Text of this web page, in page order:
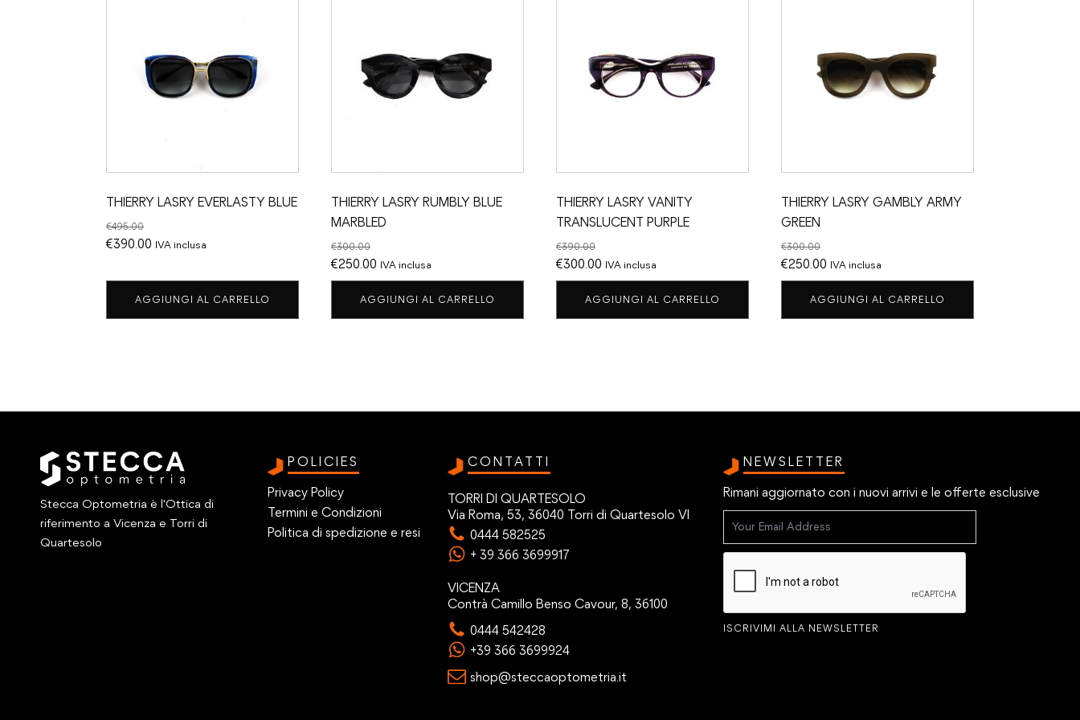
THIERRY LASRY EVERLASTY BLUE
€495.00
Il
originale
€495.00.
€390.00
attuale
è:
€390.00.
IVA inclusa
AGGIUNGI AL CARRELLO
THIERRY LASRY RUMBLY BLUE
MARBLED
€300.00
Il
prezzo
originale
era:
€250.00
prezzo
attuale
è:
IVA inclusa
AGGIUNGI AL CARRELLO
THIERRY LASRY VANITY
TRANSLUCENT PURPLE
€390.00
Il
prezzo
originale
era:
€300.00
prezzo
attuale
è:
IVA inclusa
AGGIUNGI AL CARRELLO
THIERRY LASRY GAMBLY ARMY
GREEN
€300.00
Il
prezzo
originale
era:
€250.00
prezzo
attuale
è:
IVA inclusa
AGGIUNGI AL CARRELLO
Stecca Optometria è l'Ottica di
riferimento a Vicenza e Torri di
Quartesolo
POLICIES
Privacy Policy
Termini e Condizioni
Politica di spedizione e resi
CONTATTI
TORRI DI QUARTESOLO
Via Roma, 53, 36040 Torri di Quartesolo VI
0444 582525
+ 39 366 3699917
VICENZA
Contrà Camillo Benso Cavour, 8, 36100
0444 542428
+39 366 3699924
shop@steccaoptometria.it
NEWSLETTER
Rimani aggiornato con i nuovi arrivi e le offerte esclusive
ISCRIVIMI ALLA NEWSLETTER